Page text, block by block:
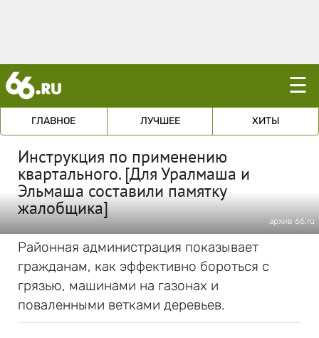
☰
ГЛАВНОЕ ЛУЧШЕЕ ХИТЫ
Инструкция по применению
квартального. [Для Уралмаша и
Эльмаша составили памятку
жалобщика]
архив 66.ru
Районная администрация показывает
гражданам, как эффективно бороться с
грязью, машинами на газонах и
поваленными ветками деревьев.